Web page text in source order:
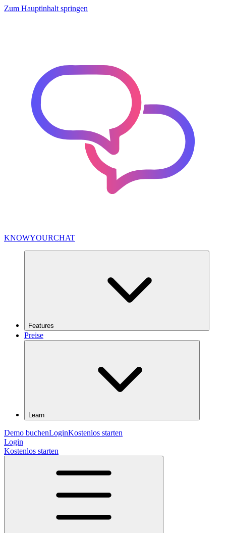
Zum Hauptinhalt springen
KNOWYOURCHAT
Features
Preise
Learn
Demo buchenLoginKostenlos starten
Login
Kostenlos starten